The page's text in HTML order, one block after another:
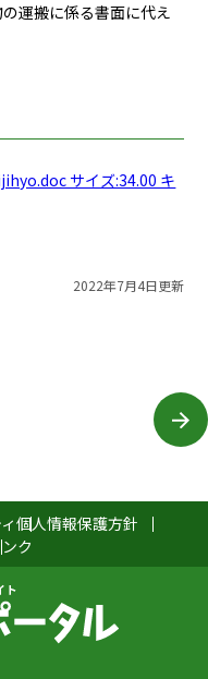
運搬に係る書面に代え
サイズ:34.00 キ
2022年7月4日更新
個人情報保護方針
ンク